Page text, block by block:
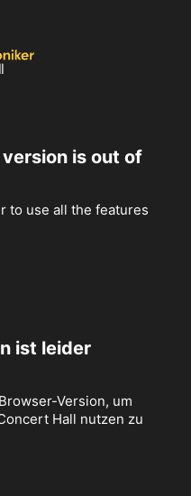
is out of
to use all the features
ist leider
Version, um
Hall nutzen zu